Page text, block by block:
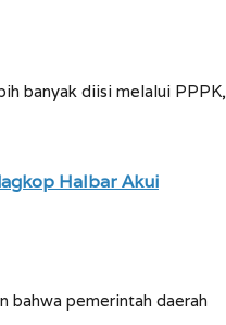
banyak diisi melalui PPPK,
Halbar Akui
bahwa pemerintah daerah